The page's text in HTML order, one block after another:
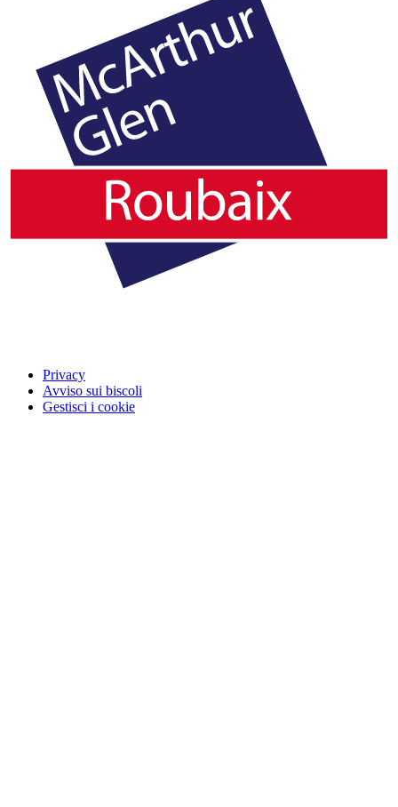
Privacy
Avviso sui biscoli
Gestisci i cookie